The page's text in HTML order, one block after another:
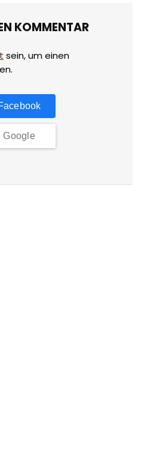
KOMMENTAR
sein, um einen
Google